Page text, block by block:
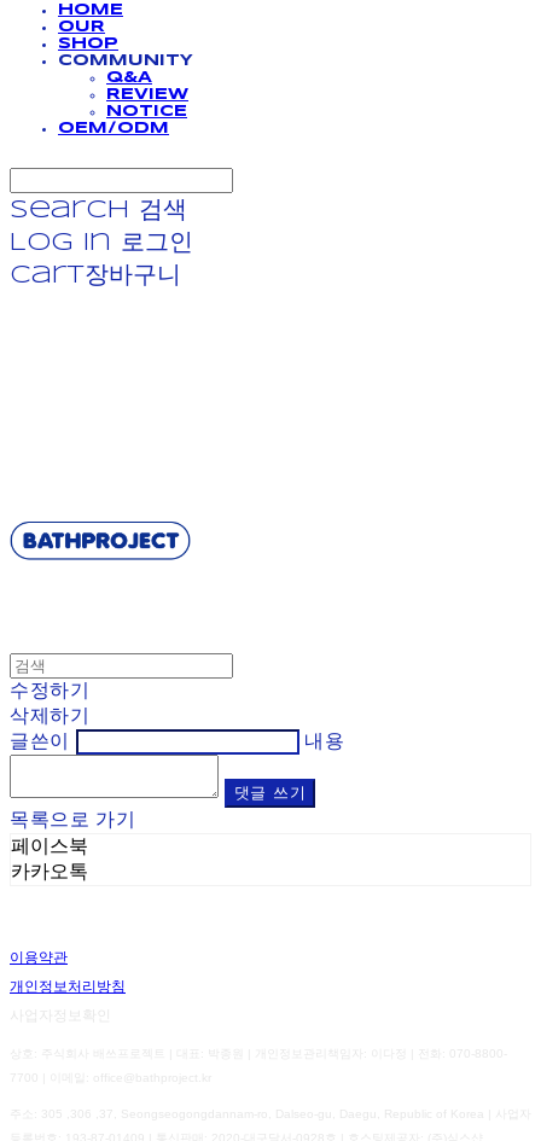
HOME
OUR
SHOP
COMMUNITY
Q&A
REVIEW
NOTICE
OEM/ODM
Search
검색
Log In
로그인
Cart장바구니
수정하기
삭제하기
글쓴이
내용
댓글 쓰기
목록으로 가기
페이스북
카카오톡
이용약관
개인정보처리방침
사업자정보확인
상호: 주식회사 배쓰프로젝트 | 대표: 박종원 | 개인정보관리책임자: 이다정 | 전화: 070-8800-
7700 | 이메일: office@bathproject.kr
주소: 305 ,306 ,37, Seongseogongdannam-ro, Dalseo-gu, Daegu, Republic of Korea | 사업자
193-87-01409 2020-대구달서-0928호 | 호스팅제공자: (주)식스샵